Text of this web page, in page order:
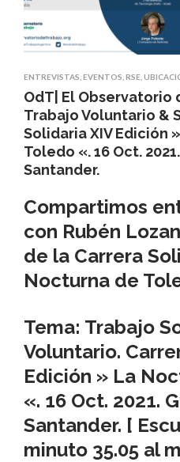
ENTREVISTAS EVENTOS RSE
OdT| El Observatorio
Trabajo Voluntario &
Solidaria XIV Edición
Toledo «. 16 Oct.
Santander.
Compartimos
con Rubén
de la Carrera
Nocturna de
Tema: Trabajo
Voluntario.
Edición » La
«. 16 Oct. 2021.
Santander. [
minuto 35.05 al